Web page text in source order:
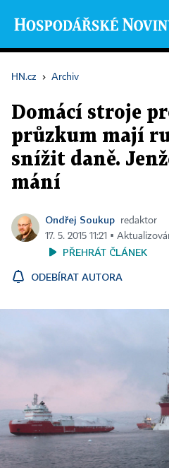
HN.cz › Archiv
Domácí stroje
průzkum mají
snížit daně.
mání
Ondřej Soukup
redaktor
17. 5. 2015 11:21 ▪
PŘEHRÁT ČLÁNEK
ODEBÍRAT AUTORA